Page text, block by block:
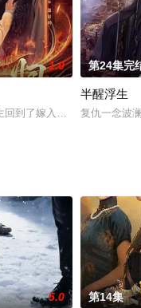
李见微逃过一死，隐姓埋
1.0
回到了嫁入宁府的前一夜!她
第24集完
半醒浮生
复仇一念波
5.0 第14集